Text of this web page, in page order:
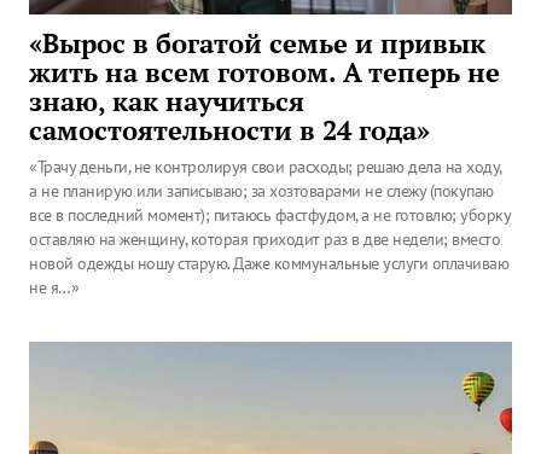
«Вырос в богатой семье и привык
жить на всем готовом. А теперь не
знаю, как научиться
самостоятельности в 24 года»
«Трачу деньги, не контролируя свои расходы; решаю дела на ходу,
а не планирую или записываю; за хозтоварами не слежу (покупаю
все в последний момент); питаюсь фастфудом, а не готовлю; уборку
оставляю на женщину, которая приходит раз в две недели; вместо
новой одежды ношу старую. Даже коммунальные услуги оплачиваю
не я…»